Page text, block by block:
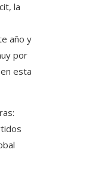
la
año y
por
esta